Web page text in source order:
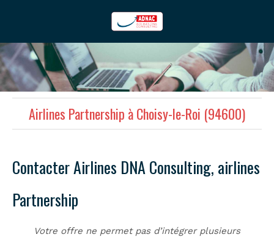
Airlines Partnership à Choisy-le-Roi (94600)
Contacter Airlines DNA Consulting, airlines
Partnership
Votre offre ne permet pas d’intégrer plusieurs